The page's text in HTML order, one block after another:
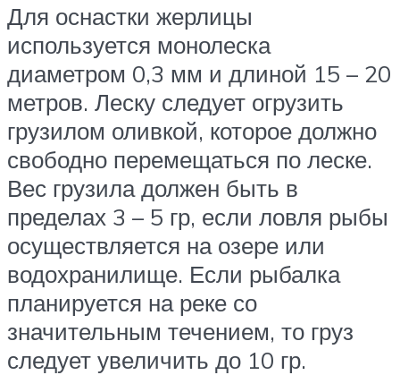
Для оснастки жерлицы
используется монолеска
диаметром 0,3 мм и длиной 15 – 20
метров. Леску следует огрузить
грузилом оливкой, которое должно
свободно перемещаться по леске.
Вес грузила должен быть в
пределах 3 – 5 гр, если ловля рыбы
осуществляется на озере или
водохранилище. Если рыбалка
планируется на реке со
значительным течением, то груз
следует увеличить до 10 гр.